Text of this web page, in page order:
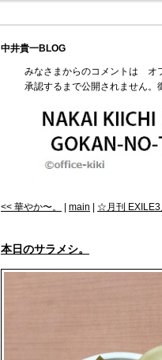
中井貴一BLOG
みなさまからのコメントは オ
承認するまで公開されません。
<< 華やか〜。 main ☆月刊 EXILE3
本日のサラメシ。